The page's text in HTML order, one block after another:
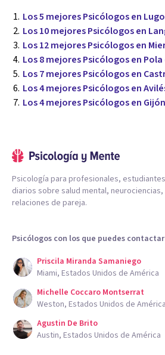
Los 5 mejores Psicólogos en
Los 10 mejores Psicólogos en
Los 12 mejores Psicólogos en
Los 8 mejores Psicólogos en
Los 7 mejores Psicólogos en
Los 4 mejores Psicólogos en
Los 4 mejores Psicólogos en Gijón
Psicología para profesionales,
diarios sobre salud mental,
relaciones de pareja.
Psicólogos con los que puedes contactar
Priscila Miranda Samaniego
Miami, Estados Unidos de América
Michelle Coccaro Montserrat
Weston, Estados Unidos de América
Agustin De Brito
Austin, Estados Unidos de América